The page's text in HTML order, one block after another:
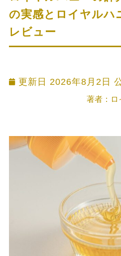
の実感とロイヤルハ
レビュー
更新日 2026年8月2日
著者：ロ